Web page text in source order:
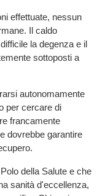
effettuate, nessun
Il caldo
la degenza e il
sottoposti a
autonomamente
per cercare di
francamente
dovrebbe garantire
della Salute e che
sanità d'eccellenza,